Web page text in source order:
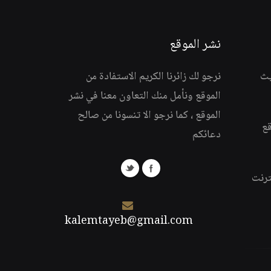
نشر الموقع
نرجو لك زائرنا الكريم الاستفادة من
الموقع ونأمل منك التعاون معنا في نشر
الموقع ، كما نرجو الا تنسونا من صالح
دعائكم
kalemtayeb@gmail.com